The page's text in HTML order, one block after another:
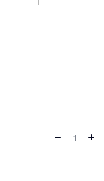
Ποσότητα